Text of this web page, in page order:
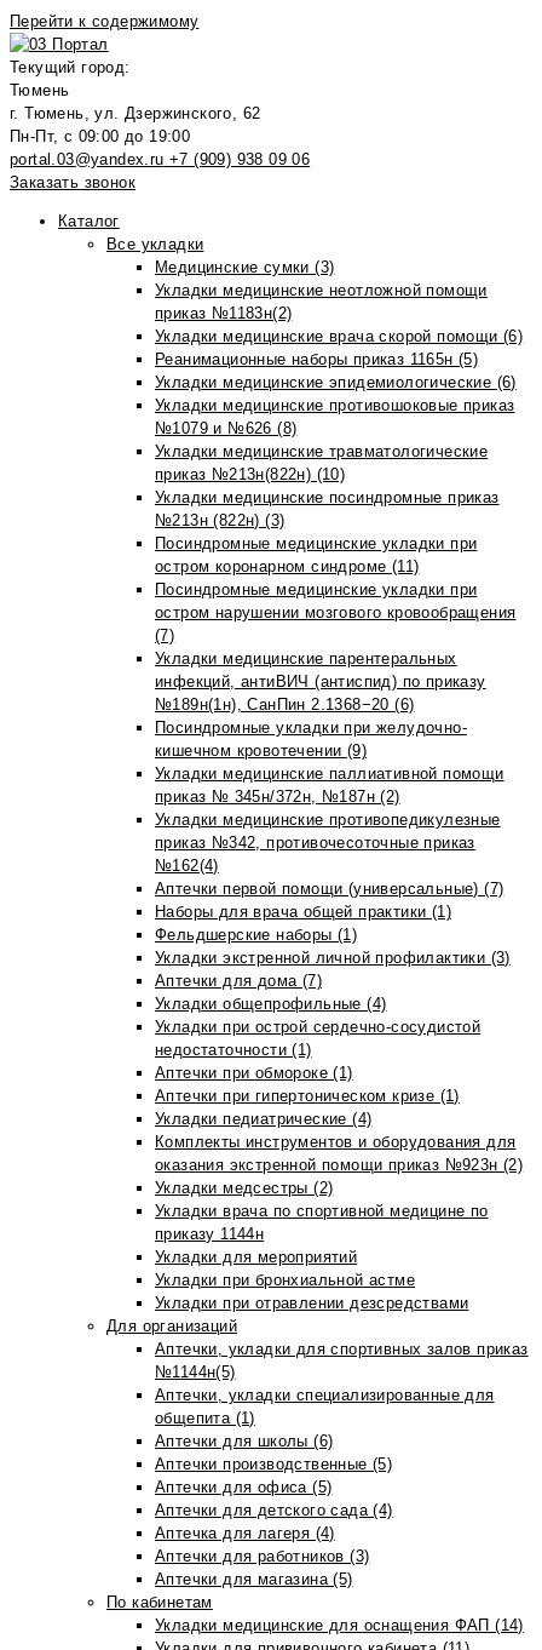
Перейти к содержимому
Текущий город:
Тюмень
г. Тюмень, ул. Дзержинского, 62
Пн-Пт, с 09:00 до 19:00
portal.03@yandex.ru +7 (909) 938 09 06
Заказать звонок
Каталог
Все укладки
Медицинские сумки (3)
Укладки медицинские неотложной помощи
приказ №1183н(2)
Укладки медицинские врача скорой помощи (6)
Реанимационные наборы приказ 1165н (5)
Укладки медицинские эпидемиологические (6)
Укладки медицинские противошоковые приказ
№1079 и №626 (8)
Укладки медицинские травматологические
приказ №213н(822н) (10)
Укладки медицинские посиндромные приказ
№213н (822н) (3)
Посиндромные медицинские укладки при
остром коронарном синдроме (11)
Посиндромные медицинские укладки при
остром нарушении мозгового кровообращения
(7)
Укладки медицинские парентеральных
инфекций, антиВИЧ (антиспид) по приказу
№189н(1н), СанПин 2.1368−20 (6)
Посиндромные укладки при желудочно-
кишечном кровотечении (9)
Укладки медицинские паллиативной помощи
приказ № 345н/372н, №187н (2)
Укладки медицинские противопедикулезные
приказ №342, противочесоточные приказ
№162(4)
Аптечки первой помощи (универсальные) (7)
Наборы для врача общей практики (1)
Фельдшерские наборы (1)
Укладки экстренной личной профилактики (3)
Аптечки для дома (7)
Укладки общепрофильные (4)
Укладки при острой сердечно-сосудистой
недостаточности (1)
Аптечки при обмороке (1)
Аптечки при гипертоническом кризе (1)
Укладки педиатрические (4)
Комплекты инструментов и оборудования для
оказания экстренной помощи приказ №923н (2)
Укладки медсестры (2)
Укладки врача по спортивной медицине по
приказу 1144н
Укладки для мероприятий
Укладки при бронхиальной астме
Укладки при отравлении дезсредствами
Для организаций
Аптечки, укладки для спортивных залов приказ
№1144н(5)
Аптечки, укладки специализированные для
общепита (1)
Аптечки для школы (6)
Аптечки производственные (5)
Аптечки для офиса (5)
Аптечки для детского сада (4)
Аптечка для лагеря (4)
Аптечки для работников (3)
Аптечки для магазина (5)
По кабинетам
Укладки медицинские для оснащения ФАП (14)